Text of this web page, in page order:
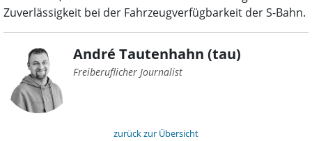
Zuverlässigkeit bei der Fahrzeugverfügbarkeit der S-Bahn.
André Tautenhahn (tau)
Freiberuflicher Journalist
zurück zur Übersicht